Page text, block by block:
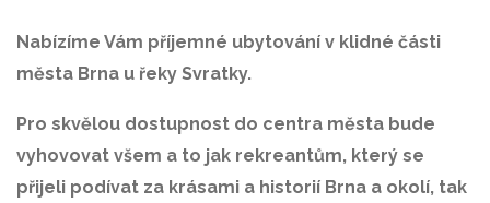
Nabízíme Vám příjemné ubytování v klidné části
města Brna u řeky Svratky.
Pro skvělou dostupnost do centra města bude
vyhovovat všem a to jak rekreantům, který se
přijeli podívat za krásami a historií Brna a okolí, tak